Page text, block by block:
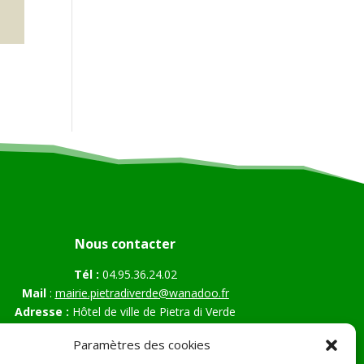
Paramètres des cookies
Nous contacter
Tél : 04.95.36.24.02
Mail: mairie.pietradiverde@wanadoo.fr
Adresse : Hôtel de ville de Pietra di Verde
20230 Pietra di Verde